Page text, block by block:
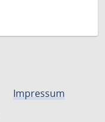
Impressum